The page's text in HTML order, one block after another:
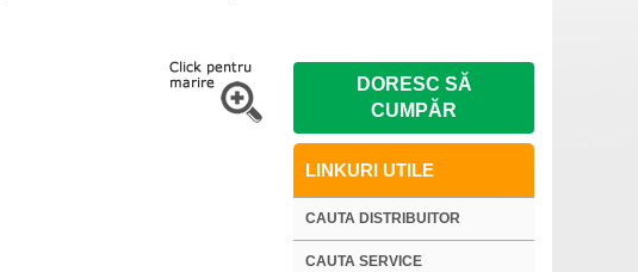
DORESC SĂ
CUMPĂR
LINKURI UTILE
CAUTA DISTRIBUITOR
CAUTA SERVICE